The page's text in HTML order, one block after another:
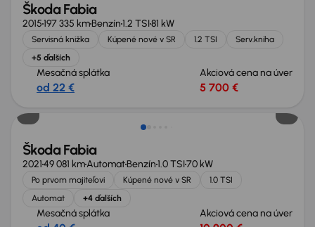
Škoda Fabia
2015197 335 kmBenzín1.2 TSI81 kW
Servisná knižka Kúpené nové v SR 1.2 TSI
Serv.kniha
+5 ďalších
Mesačná splátka
od 22 €
Akciová cena na úver
5 700 €
Zlacnené o 600 €
Škoda Fabia
202149 081 kmAutomatBenzín1.0 TSI70 kW
Po prvom majiteľovi Kúpené nové v SR
1.0 TSI
Automat
+4 ďalších
Mesačná splátka Akciová cena na úver